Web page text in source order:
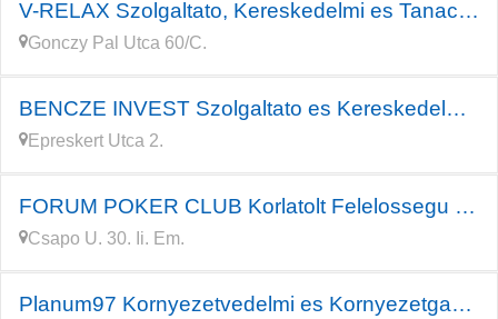
V-RELAX Szolgaltato, Kereskedelmi es Tanacsado Korlatolt
Gonczy Pal Utca 60/C.
BENCZE INVEST Szolgaltato es Kereskedelmi Korlatolt Felelossegu
Epreskert Utca 2.
FORUM POKER CLUB Korlatolt Felelossegu Tarsasag
Csapo U. 30. Ii. Em.
Planum97 Kornyezetvedelmi es Kornyezetgazdalkodasi Mernoki Iroda